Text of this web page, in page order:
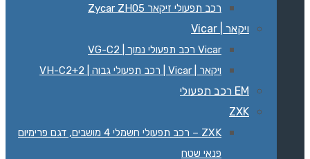
רכב תפעולי זיקאר Zycar ZH05
ויקאר | Vicar
Vicar רכב תפעולי נמוך | VG-C2‏
ויקאר | Vicar | רכב תפעולי גבוה | VH-C2+2
EM רכב תפעולי
ZXK
ZXK – רכב תפעולי חשמלי 4 מושבים, דגם פרימיום
פנאי שטח